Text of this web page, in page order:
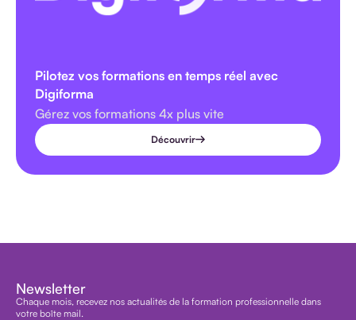
Pilotez vos formations en temps réel avec
Digiforma
Gérez vos formations 4x plus vite
Découvrir
Newsletter
Chaque mois, recevez nos actualités de la formation professionnelle dans
votre boîte mail.